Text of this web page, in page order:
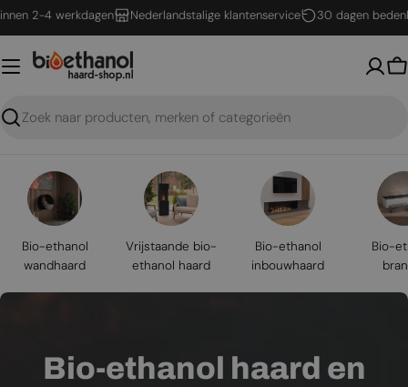
Ga
naar
inhoud
werkdagen Nederlandstalige klantenservice 30 dagen bedenktijd
Zoeken
Bio-ethanol
wandhaard
Vrijstaande bio-
ethanol haard
Bio-ethanol
inbouwhaard
Bio-
Bio-ethanol haard en